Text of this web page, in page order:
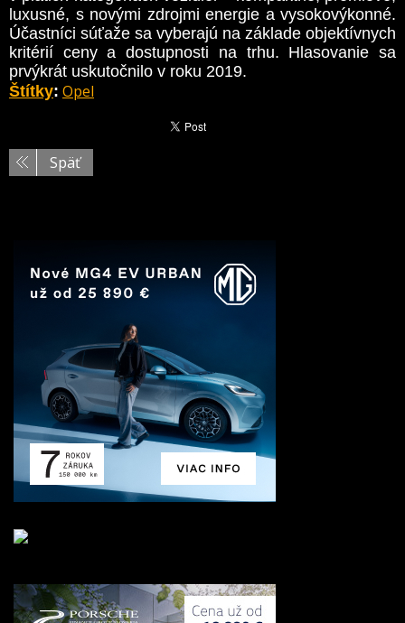
luxusné, s novými zdrojmi energie a vysokovýkonné.
Účastníci súťaže sa vyberajú na základe objektívnych
kritérií ceny a dostupnosti na trhu. Hlasovanie sa
prvýkrát uskutočnilo v roku 2019.
Štítky: Opel
Späť